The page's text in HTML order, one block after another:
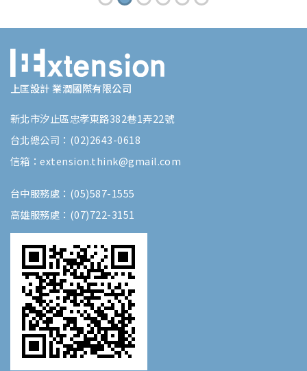
上匡設計 業潤國際有限公司
新北市汐止區忠孝東路382巷1弄22號
台北總公司：(02)2643-0618
信箱：extension.think@gmail.com
台中服務處：(05)587-1555
高雄服務處：(07)722-3151